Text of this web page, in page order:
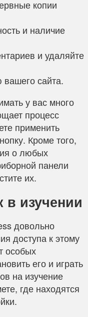
копии
и наличие
и удаляйте
вашего сайта.
у вас много
процесс
применить
Кроме того,
о любых
панели
их.
в изучении
довольно
доступа к этому
особых
его и играть
на изучение
где находятся